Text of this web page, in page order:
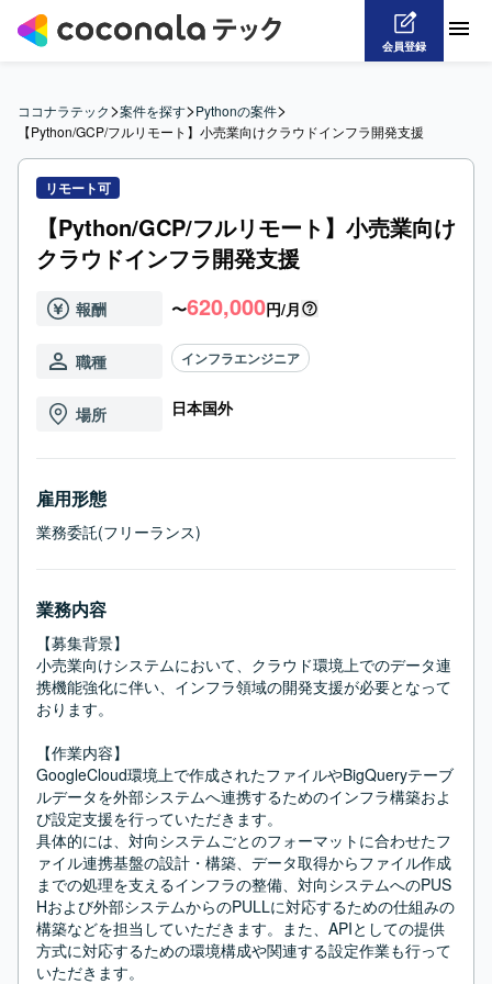
会員登録
ココナラテック>案件を探す>Pythonの案件>
【Python/GCP/フルリモート】小売業向けクラウドインフラ開発支援
リモート可
【Python/GCP/フルリモート】小売業向け
クラウドインフラ開発支援
報酬 〜620,000円/月
職種 インフラエンジニア
場所 日本国外
雇用形態
業務委託(フリーランス)
業務内容
【募集背景】
小売業向けシステムにおいて、クラウド環境上でのデータ連
携機能強化に伴い、インフラ領域の開発支援が必要となって
おります。
【作業内容】
GoogleCloud環境上で作成されたファイルやBigQueryテーブ
ルデータを外部システムへ連携するためのインフラ構築およ
び設定支援を行っていただきます。
具体的には、対向システムごとのフォーマットに合わせたフ
ァイル連携基盤の設計・構築、データ取得からファイル作成
までの処理を支えるインフラの整備、対向システムへのPUS
Hおよび外部システムからのPULLに対応するための仕組みの
構築などを担当していただきます。また、APIとしての提供
方式に対応するための環境構成や関連する設定作業も行って
いただきます。